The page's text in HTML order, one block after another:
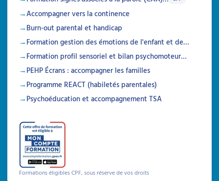
apprentissages, l’autonomie, les émotions, la
sensorialité et l’accompagnement dans la vie
quotidienne.
Accompagner vers la continence
Burn-out parental et handicap
Formation gestion des émotions de l'enfant et de…
Formation profil sensoriel et bilan psychomoteur…
PEHP Écrans : accompagner les familles
Programme REACT (habiletés parentales)
Psychoéducation et accompagnement TSA
Formations éligibles CPF, sous réserve de vos droits